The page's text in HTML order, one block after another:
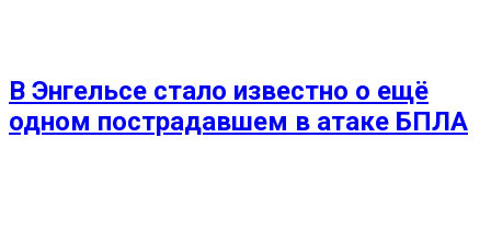
В Энгельсе стало известно о ещё
одном пострадавшем в атаке БПЛА